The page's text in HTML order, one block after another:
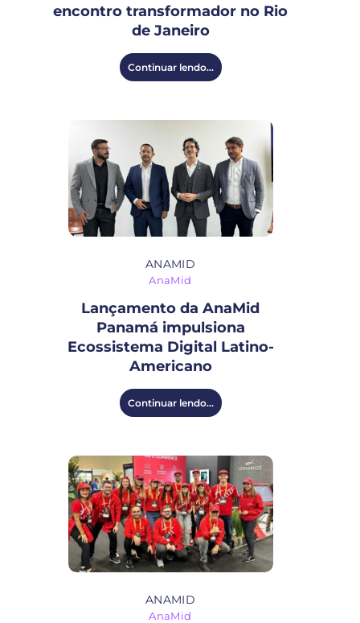
encontro transformador no Rio
de Janeiro
Continuar lendo...
ANAMID
AnaMid
Lançamento da AnaMid
Panamá impulsiona
Ecossistema Digital Latino-
Americano
Continuar lendo...
ANAMID
AnaMid